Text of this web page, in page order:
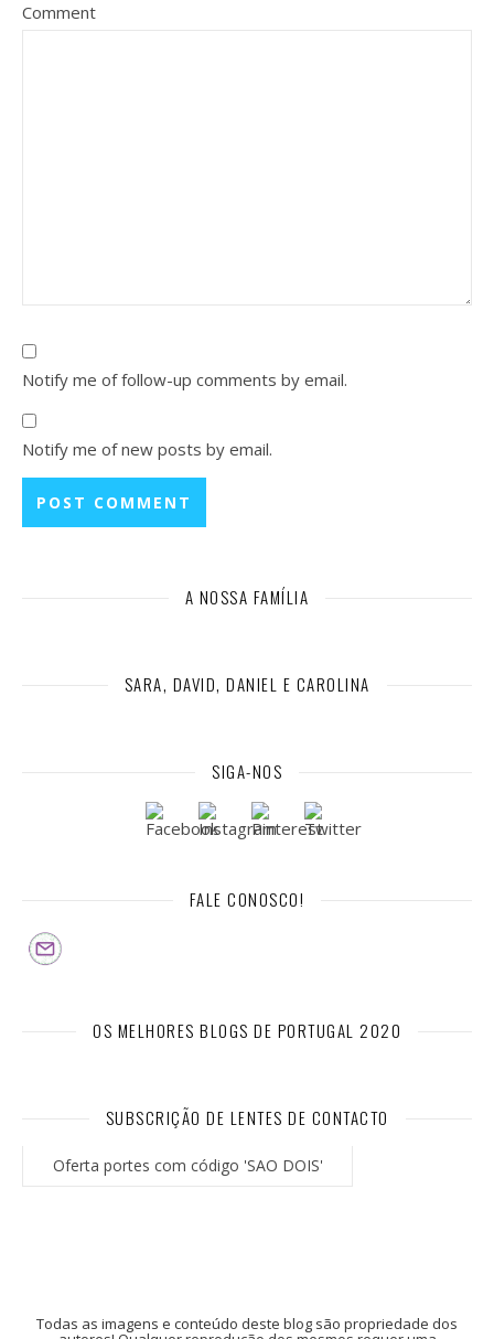
Comment
Notify me of follow-up comments by email.
Notify me of new posts by email.
A NOSSA FAMÍLIA
SARA, DAVID, DANIEL E CAROLINA
SIGA-NOS
FALE CONOSCO!
OS MELHORES BLOGS DE PORTUGAL 2020
SUBSCRIÇÃO DE LENTES DE CONTACTO
Oferta portes com código 'SAO DOIS'
Todas as imagens e conteúdo deste blog são propriedade dos